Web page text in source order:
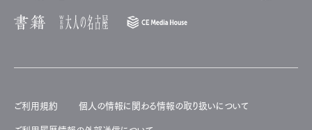
ご利用規約 個人の情報に関わる情報の取り扱いについて